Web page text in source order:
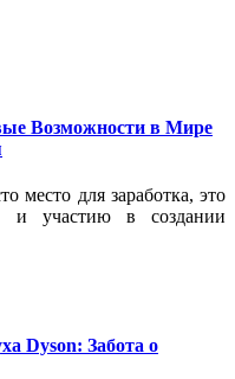
Возможности в Мире
место для заработка, это
и участию в создании
Dyson: Забота о